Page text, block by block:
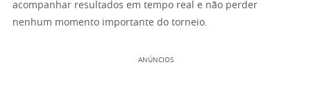
acompanhar resultados em tempo real e não perder
nenhum momento importante do torneio.
ANÚNCIOS